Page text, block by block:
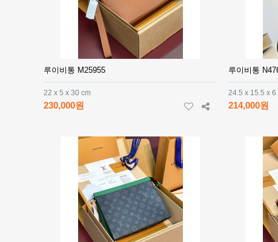
루이비통 M25955
22 x 5 x 30 cm
230,000원
루이비통
24.5 x 15.5 x 6
214,000원